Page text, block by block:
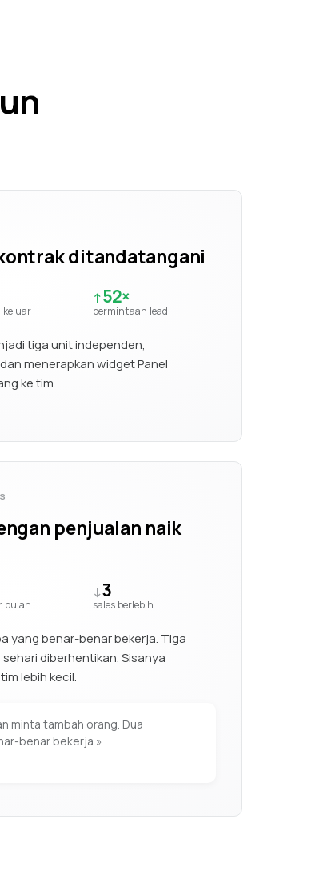
ditandatangani
keluar
↑52×
permintaan lead
tiga unit independen,
menerapkan widget Panel
ke tim.
penjualan naik
bulan
↓3
sales berlebih
yang benar-benar bekerja. Tiga
diberhentikan. Sisanya
lebih kecil.
minta tambah orang. Dua
benar bekerja.»